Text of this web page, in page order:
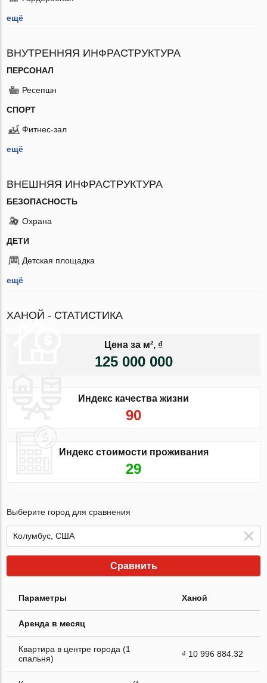
ещё
ВНУТРЕННЯЯ ИНФРАСТРУКТУРА
ПЕРСОНАЛ
Ресепшн
СПОРТ
Фитнес-зал
ещё
ВНЕШНЯЯ ИНФРАСТРУКТУРА
БЕЗОПАСНОСТЬ
Охрана
ДЕТИ
Детская площадка
ещё
ХАНОЙ - СТАТИСТИКА
Цена за м², ₫
125 000 000
Индекс качества жизни
90
Индекс стоимости проживания
29
Выберите город для сравнения
Сравнить
Параметры Ханой
Аренда в месяц
Квартира в центре города (1
спальня)
₫ 10 996 884.32